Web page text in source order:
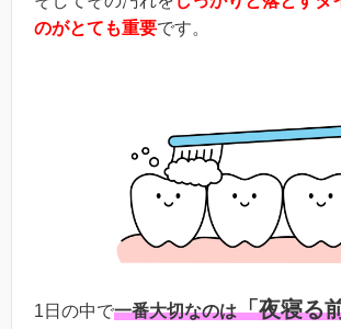
のがとても重要です。
1日の中で一番大切なのは「夜寝る